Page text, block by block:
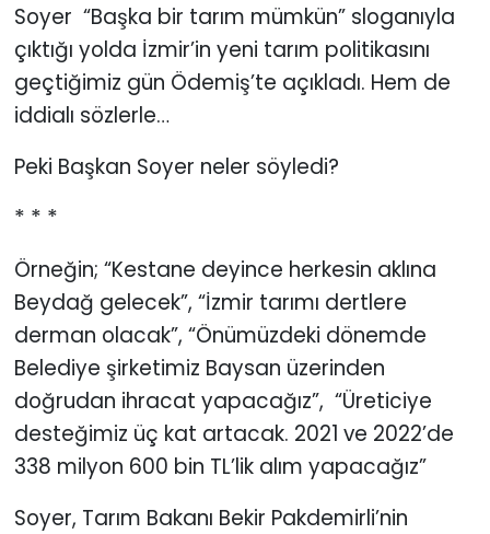
Soyer “Başka bir tarım mümkün” sloganıyla
çıktığı yolda İzmir’in yeni tarım politikasını
geçtiğimiz gün Ödemiş’te açıkladı. Hem de
iddialı sözlerle…
Peki Başkan Soyer neler söyledi?
* * *
Örneğin; “Kestane deyince herkesin aklına
Beydağ gelecek”, “İzmir tarımı dertlere
derman olacak”, “Önümüzdeki dönemde
Belediye şirketimiz Baysan üzerinden
doğrudan ihracat yapacağız”, “Üreticiye
desteğimiz üç kat artacak. 2021 ve 2022’de
338 milyon 600 bin TL’lik alım yapacağız”
Soyer, Tarım Bakanı Bekir Pakdemirli’nin
Siyaset
SPOR
YEREL YÖNETİMLER
Yurt